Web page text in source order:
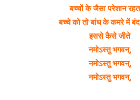
बच्चों के जैसा परेशान
बच्चे को तो बांध के कमरे में
इससे कैसे जीते
नमोऽस्तु भगवन्,
नमोऽस्तु भगवन्,
नमोऽस्तु भगवन्,